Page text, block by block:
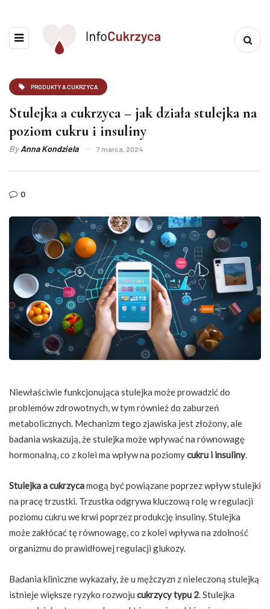
PRODUKTY A CUKRZYCA
Stulejka a cukrzyca – jak działa stulejka na
poziom cukru i insuliny
ByAnna Kondziela 7 marca, 2024
0
Niewłaściwie funkcjonująca stulejka może prowadzić do
problemów zdrowotnych, w tym również do zaburzeń
metabolicznych. Mechanizm tego zjawiska jest złożony, ale
badania wskazują, że stulejka może wpływać na równowagę
hormonalną, co z kolei ma wpływ na poziomycukru i insuliny.
Stulejka a cukrzycamogą być powiązane poprzez wpływ stulejki
na pracę trzustki. Trzustka odgrywa kluczową rolę w regulacji
poziomu cukru we krwi poprzez produkcję insuliny. Stulejka
może zakłócać tę równowagę, co z kolei wpływa na zdolność
organizmu do prawidłowej regulacji glukozy.
Badania kliniczne wykazały, że u mężczyzn z nieleczoną stulejką
istnieje większe ryzyko rozwoju cukrzycy typu 2. Stulejka